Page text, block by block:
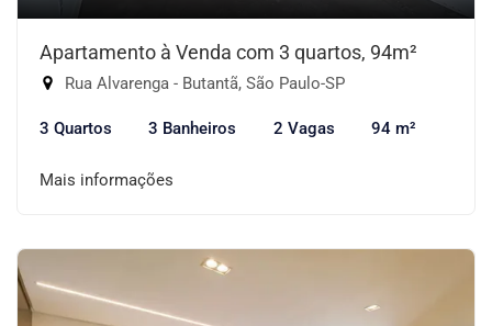
Apartamento à Venda com 3 quartos, 94m²
Rua Alvarenga - Butantã, São Paulo-SP
3 Quartos 3 Banheiros 2 Vagas 94 m²
Mais informações